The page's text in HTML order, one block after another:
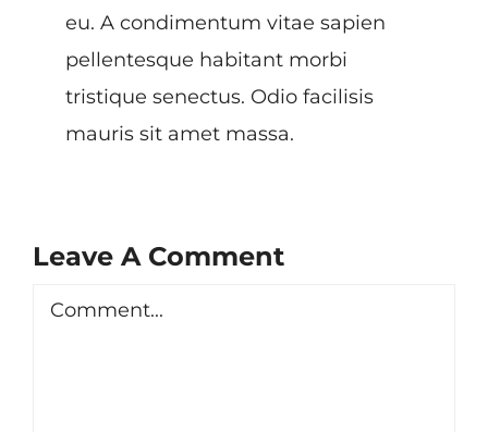
eu. A condimentum vitae sapien
pellentesque habitant morbi
tristique senectus. Odio facilisis
mauris sit amet massa.
Leave A Comment
Comment